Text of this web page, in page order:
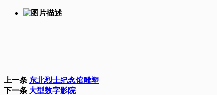
上一条 东北烈士纪念馆雕塑
下一条 大型数字影院